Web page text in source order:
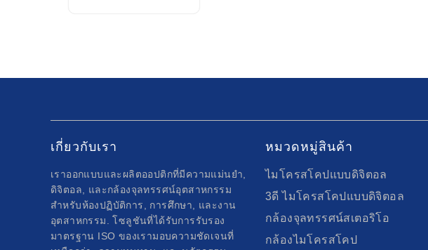
เกี่ยวกับเรา
เราออกแบบและผลิตออปติกที่มีความแม่นยำ,
ดิจิตอล, และกล้องจุลทรรศน์อุตสาหกรรม
สำหรับห้องปฏิบัติการ, การศึกษา, และงาน
อุตสาหกรรม. โซลูชันที่ได้รับการรับรอง
มาตรฐาน ISO ของเรามอบความชัดเจนที่
หมวดหมู่สินค้า
ไมโครสโคปแบบดิจิตอล
3ดี ไมโครสโคปแบบดิจิตอล
กล้องจุลทรรศน์สเตอริโอ
กล้องไมโครสโคป